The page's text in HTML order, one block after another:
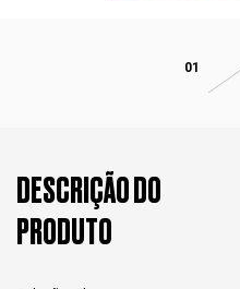
01
DESCRIÇÃO DO
PRODUTO